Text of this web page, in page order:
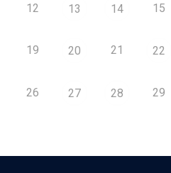
12 13 14 15
19 20 21 22
26 27 28 29